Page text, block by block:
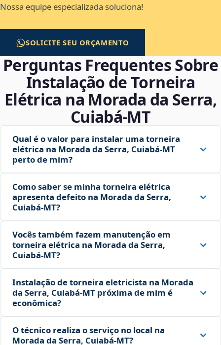
Nossa equipe especializada soluciona!
SOLICITE SEU ORÇAMENTO
Perguntas Frequentes Sobre
Instalação de Torneira
Elétrica na Morada da Serra,
Cuiabá‑MT
Qual é o valor para instalar uma torneira
elétrica na Morada da Serra, Cuiabá‑MT
perto de mim?
Como saber se minha torneira elétrica
apresenta defeito na Morada da Serra,
Cuiabá‑MT?
Vocês também fazem manutenção em
torneira elétrica na Morada da Serra,
Cuiabá‑MT?
Instalação de torneira eletricista na Morada
da Serra, Cuiabá‑MT próxima de mim é
econômica?
O técnico realiza o serviço no local na
Morada da Serra, Cuiabá‑MT?